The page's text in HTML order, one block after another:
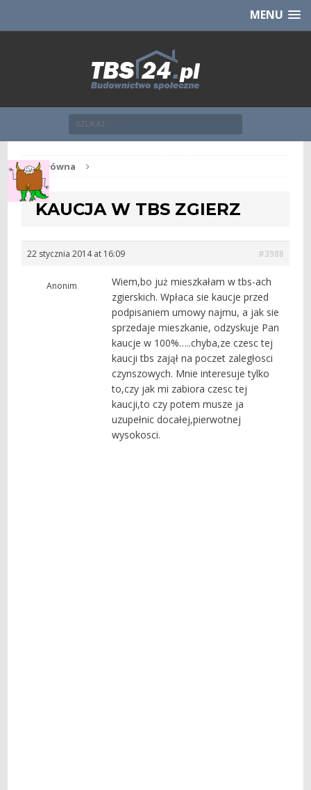
CHCĘ [klik]MENU
Str. główna
KAUCJA W TBS ZGIERZ
22 stycznia 2014 at 16:09 #3988
Anonim
Wiem,bo już mieszkałam w tbs-ach
zgierskich. Wpłaca sie kaucje przed
podpisaniem umowy najmu, a jak sie
sprzedaje mieszkanie, odzyskuje Pan
kaucje w 100%…..chyba,ze czesc tej
kaucji tbs zajął na poczet zaległosci
czynszowych. Mnie interesuje tylko
to,czy jak mi zabiora czesc tej
kaucji,to czy potem musze ja
uzupełnic docałej,pierwotnej
wysokosci.